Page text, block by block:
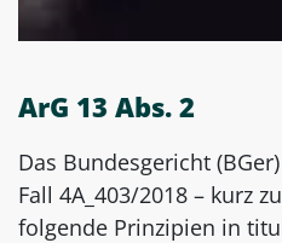
ArG 13 Abs. 2
Das Bundesgericht
Fall 4A_403/2018 – kurz
folgende Prinzipien in